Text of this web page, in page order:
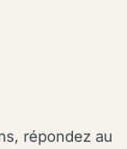
répondez au